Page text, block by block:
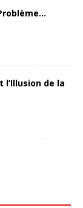
l’Illusion de la